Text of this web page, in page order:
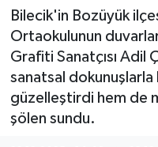
Bilecik'in Bozüyük
Ortaokulunun
Grafiti Sanatçısı
sanatsal
güzelleştirdi hem de
şölen sundu.
Ekonomi
Eleman
Emlak
Son Dakika
Haber Arşivi